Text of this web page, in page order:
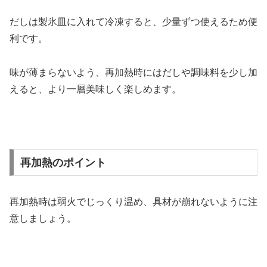
だしは製氷皿に入れて冷凍すると、少量ずつ使えるため便
利です。
味が薄まらないよう、再加熱時にはだしや調味料を少し加
えると、より一層美味しく楽しめます。
再加熱のポイント
再加熱時は弱火でじっくり温め、具材が崩れないように注
意しましょう。